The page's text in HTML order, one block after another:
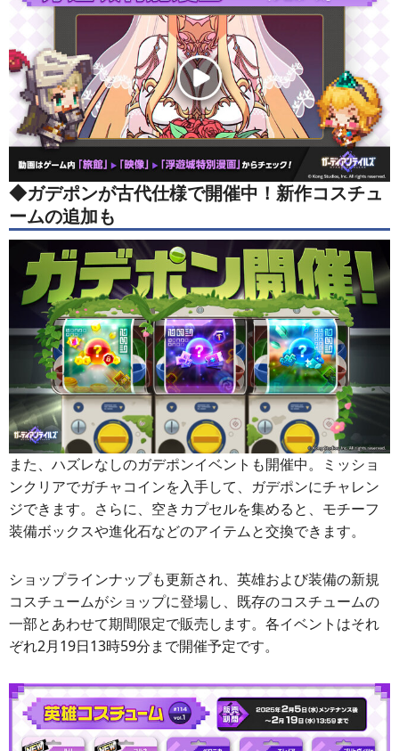
◆ガデポンが古代仕様で開催中！新作コスチュ
ームの追加も
また、ハズレなしのガデポンイベントも開催中。ミッショ
ンクリアでガチャコインを入手して、ガデポンにチャレン
ジできます。さらに、空きカプセルを集めると、モチーフ
装備ボックスや進化石などのアイテムと交換できます。
ショップラインナップも更新され、英雄および装備の新規
コスチュームがショップに登場し、既存のコスチュームの
一部とあわせて期間限定で販売します。各イベントはそれ
ぞれ2月19日13時59分まで開催予定です。